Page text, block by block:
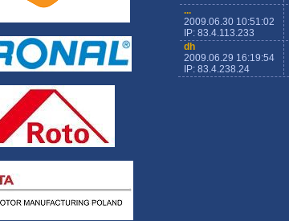
...
2009.06.30 10:51:02
IP: 83.4.113.233
dh
2009.06.29 16:19:54
IP: 83.4.238.24